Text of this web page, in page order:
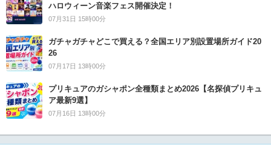
ハロウィーン音楽フェス開催決定！
07月31日 15時00分
ガチャガチャどこで買える？全国エリア別設置場所ガイド20
26
07月17日 13時00分
プリキュアのガシャポン全種類まとめ2026【名探偵プリキュ
ア最新9選】
07月16日 13時00分